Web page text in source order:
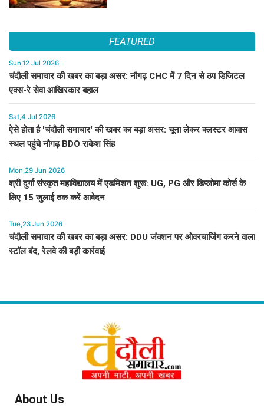
FEATURED
Sun,12 Jul 2026
चंदौली समाचार की खबर का बड़ा असर: नौगढ़ CHC में 7 दिन से ठप डिजिटल
एक्स-रे सेवा आखिरकार बहाल
Sat,4 Jul 2026
ऐसे होता है 'चंदौली समाचार' की खबर का बड़ा असर: चूना लेकर क्लस्टर आवास
स्थल पहुंचे नौगढ़ BDO राकेश सिंह
Mon,29 Jun 2026
श्री दुर्गा संस्कृत महाविद्यालय में एडमिशन शुरू: UG, PG और डिप्लोमा कोर्स के
लिए 15 जुलाई तक करें आवेदन
Tue,23 Jun 2026
चंदौली समाचार की खबर का बड़ा असर: DDU जंक्शन पर ओवरचार्जिंग करने वाला
स्टॉल बंद, रेलवे की बड़ी कार्रवाई
About Us